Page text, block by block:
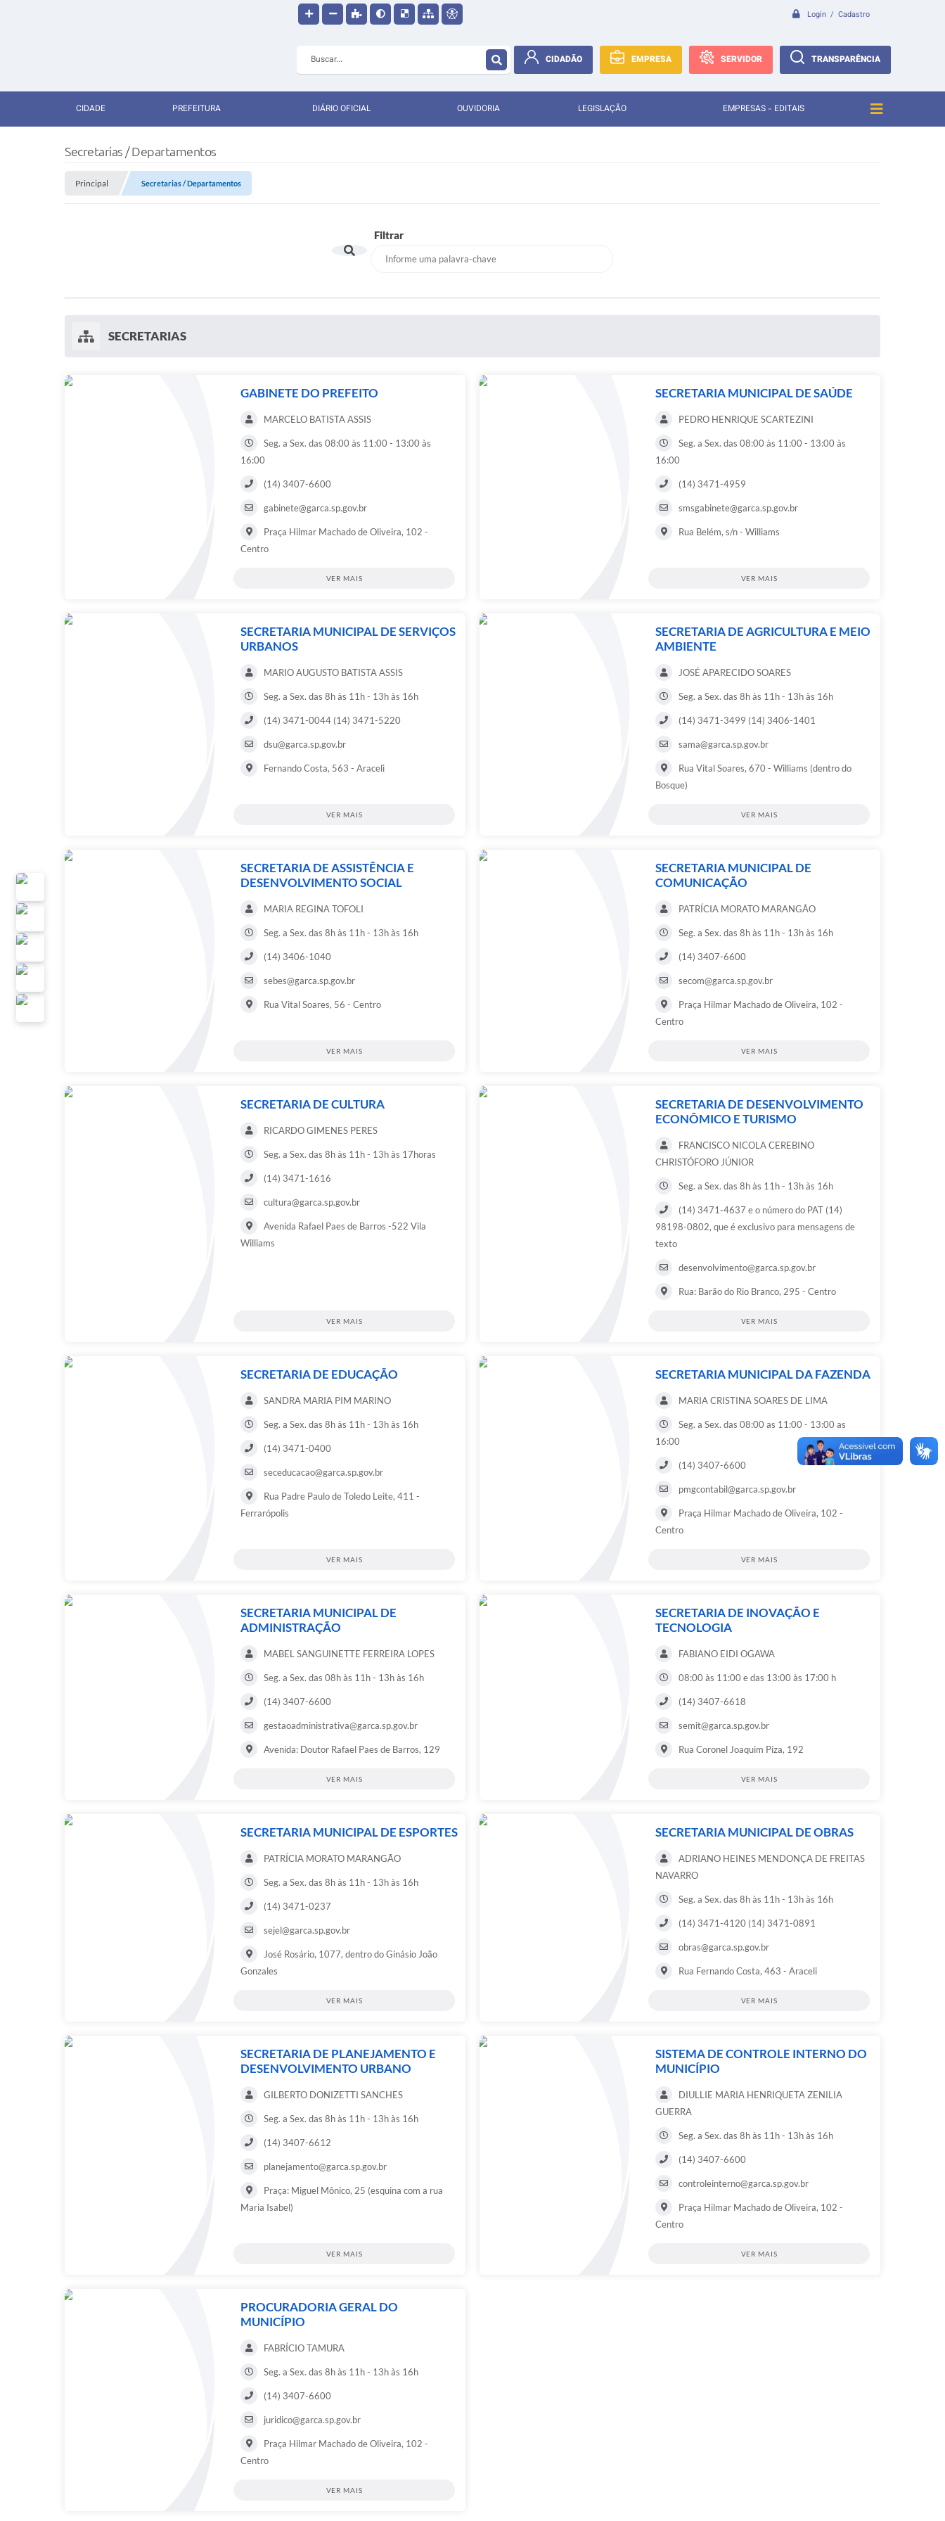
Login / Cadastro
CIDADÃO EMPRESA SERVIDOR TRANSPARÊNCIA
CIDADE PREFEITURA DIÁRIO OFICIAL OUVIDORIA LEGISLAÇÃO EMPRESAS - EDITAIS
Secretarias / Departamentos
Principal Secretarias / Departamentos
Filtrar
SECRETARIAS
GABINETE DO PREFEITO
MARCELO BATISTA ASSIS
Seg. a Sex. das 08:00 às 11:00 - 13:00 às
16:00
(14) 3407-6600
gabinete@garca.sp.gov.br
Praça Hilmar Machado de Oliveira, 102 -
Centro
VER MAIS
SECRETARIA MUNICIPAL DE SAÚDE
PEDRO HENRIQUE SCARTEZINI
Seg. a Sex. das 08:00 às 11:00 - 13:00 às
16:00
(14) 3471-4959
smsgabinete@garca.sp.gov.br
Rua Belém, s/n - Williams
VER MAIS
SECRETARIA MUNICIPAL DE SERVIÇOS
URBANOS
MARIO AUGUSTO BATISTA ASSIS
Seg. a Sex. das 8h às 11h - 13h às 16h
(14) 3471-0044 (14) 3471-5220
dsu@garca.sp.gov.br
Fernando Costa, 563 - Araceli
VER MAIS
SECRETARIA DE AGRICULTURA E MEIO
AMBIENTE
JOSÉ APARECIDO SOARES
Seg. a Sex. das 8h às 11h - 13h às 16h
(14) 3471-3499 (14) 3406-1401
sama@garca.sp.gov.br
Rua Vital Soares, 670 - Williams (dentro do
Bosque)
VER MAIS
SECRETARIA DE ASSISTÊNCIA E
DESENVOLVIMENTO SOCIAL
MARIA REGINA TOFOLI
Seg. a Sex. das 8h às 11h - 13h às 16h
(14) 3406-1040
sebes@garca.sp.gov.br
Rua Vital Soares, 56 - Centro
VER MAIS
SECRETARIA MUNICIPAL DE
COMUNICAÇÃO
PATRÍCIA MORATO MARANGÃO
Seg. a Sex. das 8h às 11h - 13h às 16h
(14) 3407-6600
secom@garca.sp.gov.br
Praça Hilmar Machado de Oliveira, 102 -
Centro
VER MAIS
SECRETARIA DE CULTURA
RICARDO GIMENES PERES
Seg. a Sex. das 8h às 11h - 13h às 17horas
(14) 3471-1616
cultura@garca.sp.gov.br
Avenida Rafael Paes de Barros -522 Vila
Williams
VER MAIS
SECRETARIA DE DESENVOLVIMENTO
ECONÔMICO E TURISMO
FRANCISCO NICOLA CEREBINO
CHRISTÓFORO JÚNIOR
Seg. a Sex. das 8h às 11h - 13h às 16h
(14) 3471-4637 e o número do PAT (14)
98198-0802, que é exclusivo para mensagens de
texto
desenvolvimento@garca.sp.gov.br
Rua: Barão do Rio Branco, 295 - Centro
VER MAIS
SECRETARIA DE EDUCAÇÃO
SANDRA MARIA PIM MARINO
Seg. a Sex. das 8h às 11h - 13h às 16h
(14) 3471-0400
seceducacao@garca.sp.gov.br
Rua Padre Paulo de Toledo Leite, 411 -
Ferrarópolis
VER MAIS
SECRETARIA MUNICIPAL DA FAZENDA
MARIA CRISTINA SOARES DE LIMA
Seg. a Sex. das 08:00 as 11:00 - 13:00 as
16:00
(14) 3407-6600
pmgcontabil@garca.sp.gov.br
Praça Hilmar Machado de Oliveira, 102 -
Centro
VER MAIS
SECRETARIA MUNICIPAL DE
ADMINISTRAÇÃO
MABEL SANGUINETTE FERREIRA LOPES
Seg. a Sex. das 08h às 11h - 13h às 16h
(14) 3407-6600
gestaoadministrativa@garca.sp.gov.br
Avenida: Doutor Rafael Paes de Barros, 129
VER MAIS
SECRETARIA DE INOVAÇÃO E
TECNOLOGIA
FABIANO EIDI OGAWA
08:00 às 11:00 e das 13:00 às 17:00 h
(14) 3407-6618
semit@garca.sp.gov.br
Rua Coronel Joaquim Piza, 192
VER MAIS
SECRETARIA MUNICIPAL DE ESPORTES
PATRÍCIA MORATO MARANGÃO
Seg. a Sex. das 8h às 11h - 13h às 16h
(14) 3471-0237
sejel@garca.sp.gov.br
José Rosário, 1077, dentro do Ginásio João
Gonzales
VER MAIS
SECRETARIA MUNICIPAL DE OBRAS
ADRIANO HEINES MENDONÇA DE FREITAS
NAVARRO
Seg. a Sex. das 8h às 11h - 13h às 16h
(14) 3471-4120 (14) 3471-0891
obras@garca.sp.gov.br
Rua Fernando Costa, 463 - Araceli
VER MAIS
SECRETARIA DE PLANEJAMENTO E
DESENVOLVIMENTO URBANO
GILBERTO DONIZETTI SANCHES
Seg. a Sex. das 8h às 11h - 13h às 16h
(14) 3407-6612
planejamento@garca.sp.gov.br
Praça: Miguel Mônico, 25 (esquina com a rua
Maria Isabel)
VER MAIS
SISTEMA DE CONTROLE INTERNO DO
MUNICÍPIO
DIULLIE MARIA HENRIQUETA ZENILIA
GUERRA
Seg. a Sex. das 8h às 11h - 13h às 16h
(14) 3407-6600
controleinterno@garca.sp.gov.br
Praça Hilmar Machado de Oliveira, 102 -
Centro
VER MAIS
PROCURADORIA GERAL DO
MUNICÍPIO
FABRÍCIO TAMURA
Seg. a Sex. das 8h às 11h - 13h às 16h
(14) 3407-6600
juridico@garca.sp.gov.br
Praça Hilmar Machado de Oliveira, 102 -
Centro
VER MAIS